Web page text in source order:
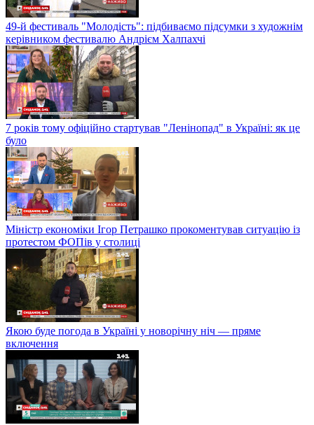
49-й фестиваль "Молодість": підбиваємо підсумки з художнім
керівником фестивалю Андрієм Халпахчі
7 років тому офіційно стартував "Ленінопад" в Україні: як це
було
Міністр економіки Ігор Петрашко прокоментував ситуацію із
протестом ФОПів у столиці
Якою буде погода в Україні у новорічну ніч — пряме
включення